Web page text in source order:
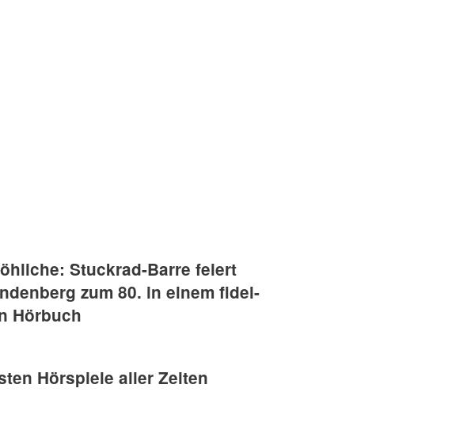
Stuckrad-Barre feiert
zum 80. in einem fidel-
Hörbuch
Hörspiele aller Zeiten